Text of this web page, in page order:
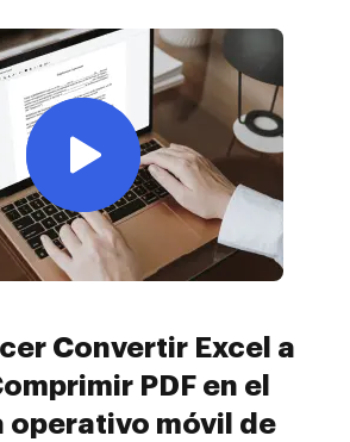
Convertir Excel a
PDF en el
operativo móvil de